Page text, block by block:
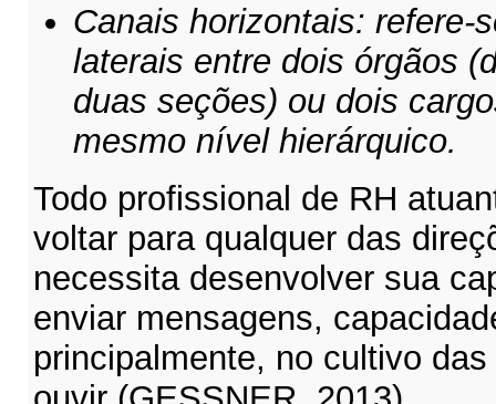
Canais horizontais: refere-
laterais entre dois órgãos
duas seções) ou dois
mesmo nível hierárquico.
Todo profissional de RH
voltar para qualquer das
necessita desenvolver sua
enviar mensagens,
principalmente, no cultivo